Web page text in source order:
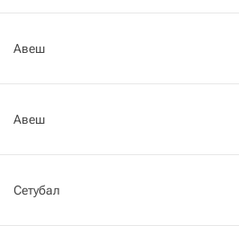
Авеш
Авеш
Сетубал